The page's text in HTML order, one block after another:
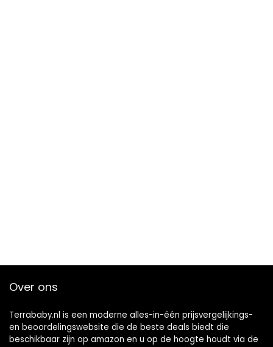
Over ons
Terrababy.nl is een moderne alles-in-één prijsvergelijkings-
en beoordelingswebsite die de beste deals biedt die
beschikbaar zijn op amazon en u op de hoogte houdt via de